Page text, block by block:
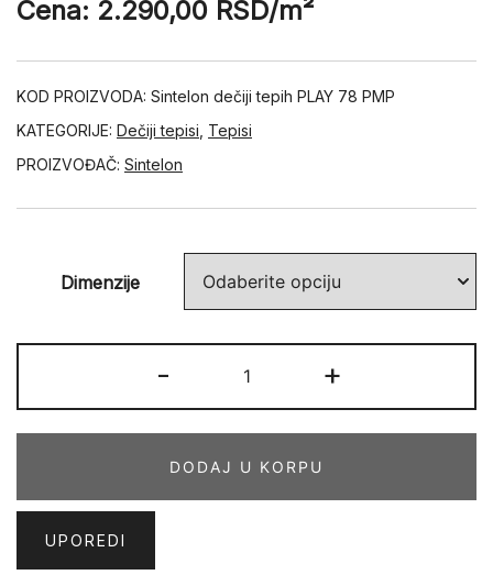
Cena: 2.290,00 RSD/m²
KOD PROIZVODA: Sintelon dečiji tepih PLAY 78 PMP
KATEGORIJE: Dečiji tepisi Tepisi
PROIZVOĐAČ: Sintelon
Dimenzije
-
78
PMP
+
DODAJ U KORPU
UPOREDI